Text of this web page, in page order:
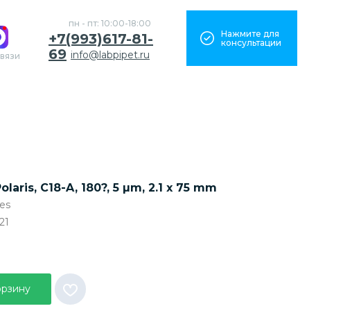
Нажмите для
консультации
пн - пт: 10:00-18:00
info@labpipet.ru
+7(993)617-81-
69
C18-A, 180?, 5 µm, 2.1 x 75 mm